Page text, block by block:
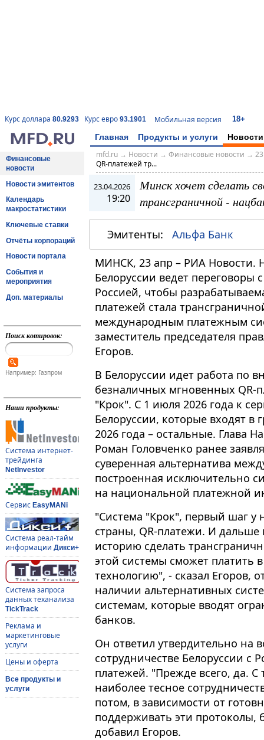
Курс доллара 80.9293 Курс евро 93.1901 Мобильная версия 18+
Главная Продукты и услуги Новости
Финансовые
новости
Новости эмитентов
Календарь
макростатистики
Ключевые ставки
Отчёты корпораций
Новости портала
События и
мероприятия
Доп. материалы
Поиск котировок:
Например: Газпром
Наши продукты:
Система интернет-
трейдинга
NetInvestor
Сервис EasyMANi
Система реал-тайм
информации Дикси+
Система запроса
данных теханализа
TickTrack
Реклама и
маркетинговые
услуги
Цены и оферта
Все продукты и
услуги
mfd.ru→ Новости → Финансовые новости →
QR-платежей тр...
23.04.2026
19:20
Минск хочет сделать
трансграничной -
Эмитенты: Альфа Банк
МИНСК, 23 апр – РИА Новости.
Белоруссии ведет переговоры
Россией, чтобы
платежей стала
международным платежным
заместитель председателя
Егоров.
В Белоруссии идет работа по
безналичных мгновенных QR-
"Крок"​​​. С 1 июля 2026 года к
Белоруссии, которые входят в
2026 года – остальные. Глава
Роман Головченко ранее
суверенная альтернатива
построенная исключительно
на национальной платежной
"Система "Крок", первый шаг у
страны, QR-платежи. И
историю сделать
этой системы сможет платить
технологию", - сказал Егоров,
наличии альтернативных
системам, которые вводят
банков.
Он ответил утвердительно на
сотрудничестве Белоруссии с
платежей. "Прежде всего, да.
наиболее тесное
потом, в зависимости от
поддерживать эти протоколы,
добавил Егоров.